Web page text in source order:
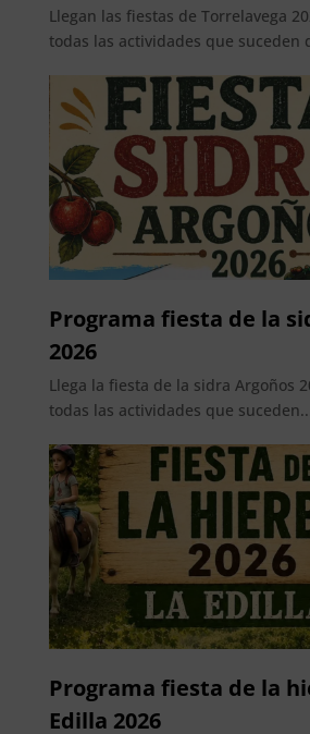
Llegan las fiestas de Torrelavega
todas las actividades que suceden
Programa fiesta de la
2026
Llega la fiesta de la sidra Argoños
todas las actividades que
Programa fiesta de la
Edilla 2026